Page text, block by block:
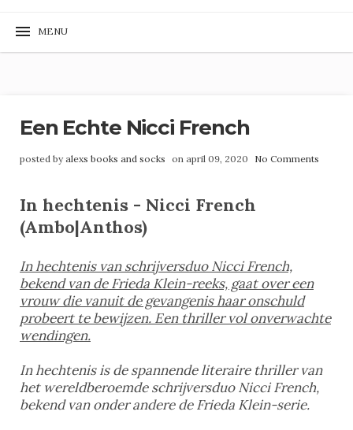
Een Echte Nicci French
posted byalexs books and socks on april 09, 2020 No Comments
In hechtenis - Nicci French
(Ambo|Anthos)
In hechtenis van schrijversduo Nicci French,
bekend van de Frieda Klein-reeks, gaat over een
vrouw die vanuit de gevangenis haar onschuld
probeert te bewijzen. Een thriller vol onverwachte
wendingen.
In hechtenis is de spannende literaire thriller van
het wereldberoemde schrijversduo Nicci French,
bekend van onder andere de Frieda Klein-serie.